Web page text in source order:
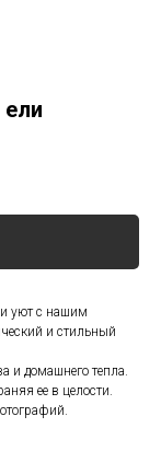
уют с нашим
и стильный
и домашнего тепла.
ее в целости.